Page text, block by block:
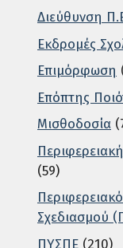
Διεύθυνση
Εκδρομές
Επιμόρφωση
Επόπτης
Μισθοδοσία
(59)
Σχεδιασμού
ΠΥΣΠΕ (210)